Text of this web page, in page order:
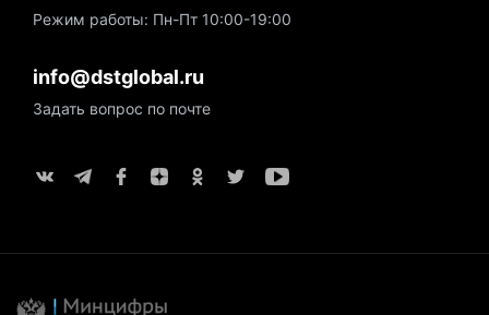
Режим работы: Пн-Пт 10:00-19:00
info@dstglobal.ru
Задать вопрос по почте